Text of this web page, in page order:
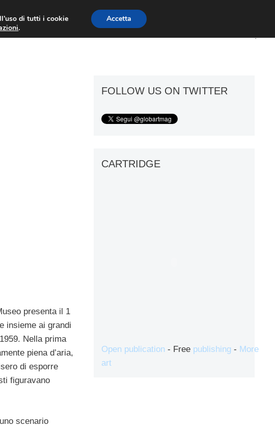
ART GOSSIP FIERE GALLERIE
presenta il 1
insieme ai grandi
Nella prima
piena d’aria,
di esporre
figuravano
scenario
FOLLOW US ON TWITTER
CARTRIDGE
Open publication - Free publishing - More
art
di tutti i cookie
.
Accetta